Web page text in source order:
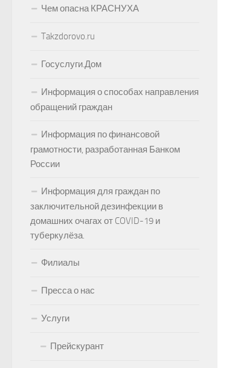
Чем опасна КРАСНУХА
Takzdorovo.ru
Госуслуги.Дом
Информация о способах направления
обращений граждан
Информация по финансовой
грамотности, разработанная Банком
России
Информация для граждан по
заключительной дезинфекции в
домашних очагах от COVID-19 и
туберкулёза.
Филиалы
Пресса о нас
Услуги
Прейскурант